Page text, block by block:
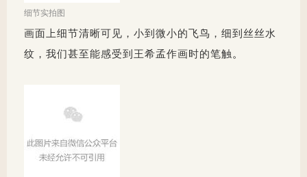
细节实拍图
画面上细节清晰可见，小到微小的飞鸟，细到丝丝水
纹，我们甚至能感受到王希孟作画时的笔触 。